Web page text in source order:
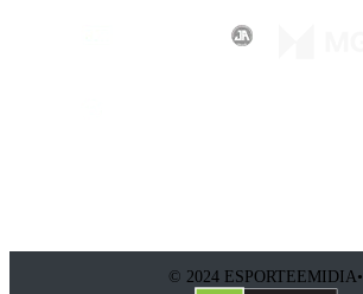
© 2024 ESPORTEEMIDIA•